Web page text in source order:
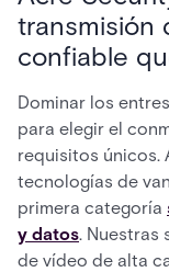
transmisión
confiable
Dominar los
para elegir el
requisitos únicos.
tecnologías de
primera categoría
y datos. Nuestras
de vídeo de alta